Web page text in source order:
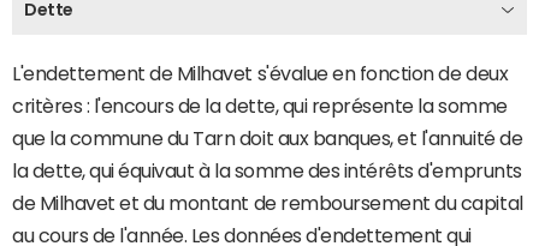
Dette
L'endettement de Milhavet s'évalue en fonction de deux
critères : l'encours de la dette, qui représente la somme
que la commune du Tarn doit aux banques, et l'annuité de
la dette, qui équivaut à la somme des intérêts d'emprunts
de Milhavet et du montant de remboursement du capital
au cours de l'année. Les données d'endettement qui